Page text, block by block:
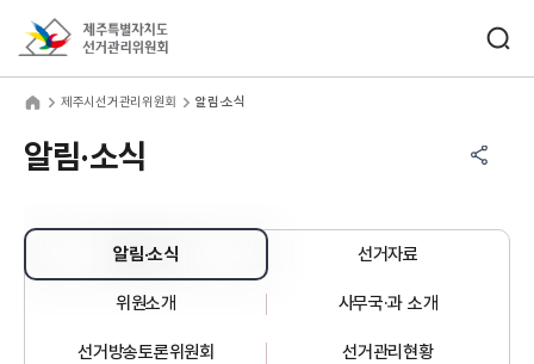
제주시선거관리위원회 알림·소식
알림·소식
알림·소식 선거자료
위원소개 사무국·과 소개
선거방송토론위원회 선거관리현황